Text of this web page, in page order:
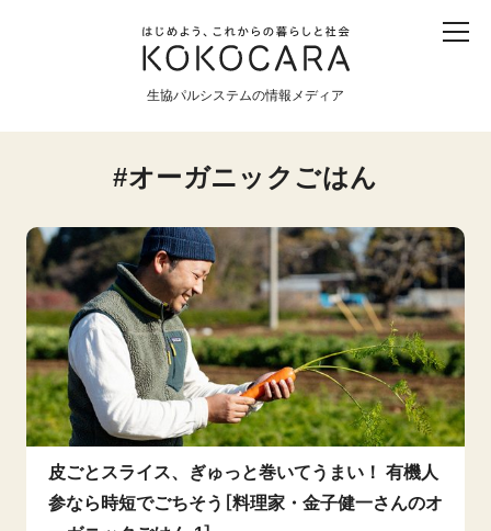
生協パルシステムの情報メディア
産直 食育 食べる 震災
暮らしと社会
環境と平和
生協の宅配パルシステム
オーガニックごはん
皮ごとスライス、ぎゅっと巻いてうまい！ 有機人
参なら時短でごちそう［料理家・金子健一さんのオ